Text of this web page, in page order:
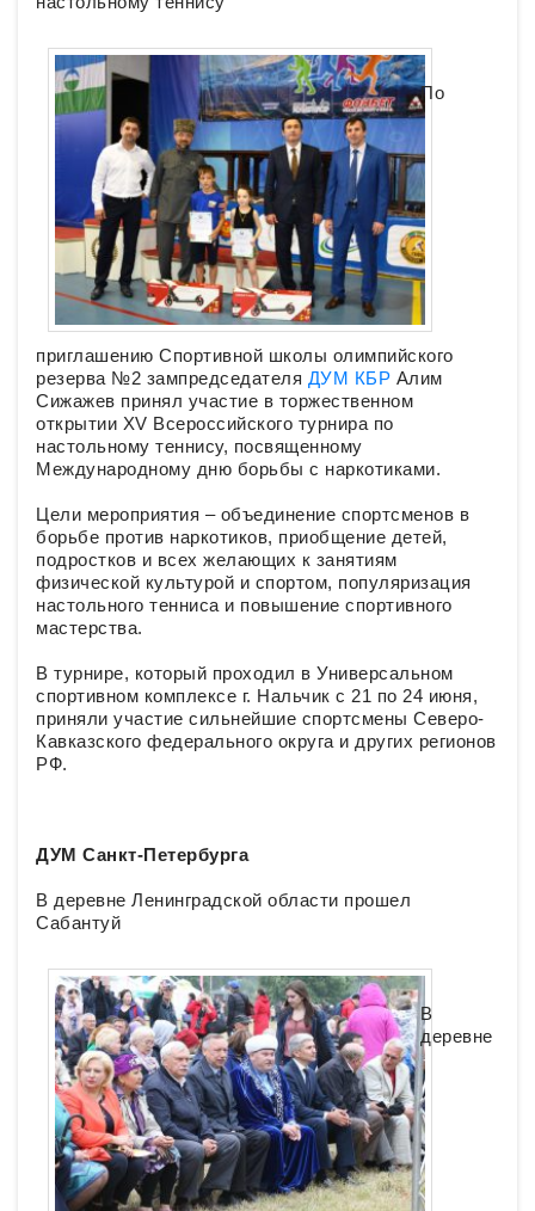
По
приглашению Спортивной школы олимпийского
резерва №2 зампредседателя ДУМ КБР Алим
Сижажев принял участие в торжественном
открытии XV Всероссийского турнира по
настольному теннису, посвященному
Международному дню борьбы с наркотиками.
Цели мероприятия – объединение спортсменов в
борьбе против наркотиков, приобщение детей,
подростков и всех желающих к занятиям
физической культурой и спортом, популяризация
настольного тенниса и повышение спортивного
мастерства.
В турнире, который проходил в Универсальном
спортивном комплексе г. Нальчик с 21 по 24 июня,
приняли участие сильнейшие спортсмены Северо-
Кавказского федерального округа и других регионов
РФ.
ДУМ Санкт-Петербурга
В деревне Ленинградской области прошел
Сабантуй
В
деревне